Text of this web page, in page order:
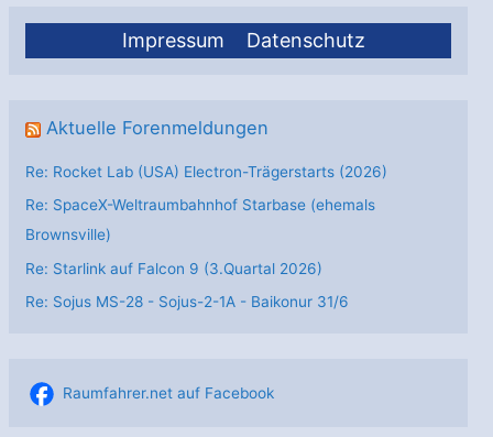
Impressum Datenschutz
Aktuelle Forenmeldungen
Re: Rocket Lab (USA) Electron-Trägerstarts (2026)
Re: SpaceX-Weltraumbahnhof Starbase (ehemals
Brownsville)
Re: Starlink auf Falcon 9 (3.Quartal 2026)
Re: Sojus MS-28 - Sojus-2-1А - Baikonur 31/6
Raumfahrer.net auf Facebook